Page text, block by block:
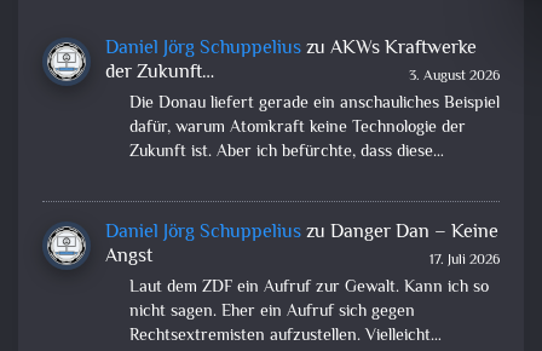
Daniel Jörg Schuppeliuszu AKWs Kraftwerke
der Zukunft…
3. August 2026
Die Donau liefert gerade ein anschauliches Beispiel
dafür, warum Atomkraft keine Technologie der
Zukunft ist. Aber ich befürchte, dass diese…
Daniel Jörg Schuppeliuszu Danger Dan – Keine
Angst
17. Juli 2026
Laut dem ZDF ein Aufruf zur Gewalt. Kann ich so
nicht sagen. Eher ein Aufruf sich gegen
Rechtsextremisten aufzustellen. Vielleicht…